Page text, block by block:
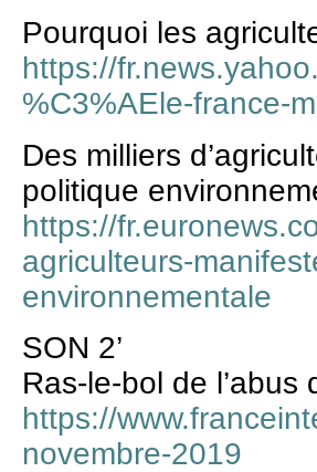
Pourquoi les
https://
%C3%AEle-france-
Des milliers
politique
https://
agriculteurs-
environnementale
SON 2’
Ras-le-bol de l’abus
https://
novembre-2019